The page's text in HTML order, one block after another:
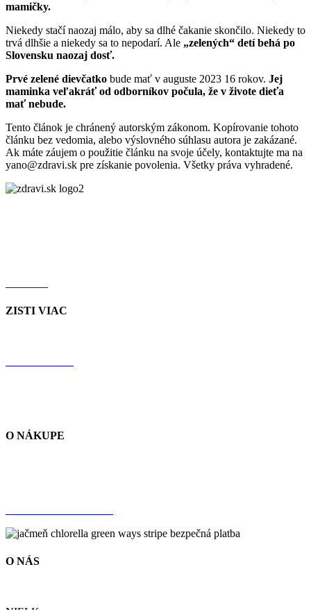
mamičky.
Niekedy stačí naozaj málo, aby sa dlhé čakanie skončilo. Niekedy to
trvá dlhšie a niekedy sa to nepodarí. Ale „zelených“ detí behá po
Slovensku naozaj dosť.
Prvé zelené dievčatko bude mať v auguste 2023 16 rokov. Jej
maminka veľakráť od odborníkov počula, že v živote dieťa
mať nebude.
Tento článok je chránený autorským zákonom. Kopírovanie tohoto
článku bez vedomia, alebo výslovného súhlasu autora je zakázané.
Ak máte záujem o použitie článku na svoje účely, kontaktujte ma na
yano@zdravi.sk pre získanie povolenia. Všetky práva vyhradené.
ZISTI VIAC
O NÁKUPE
O NÁS